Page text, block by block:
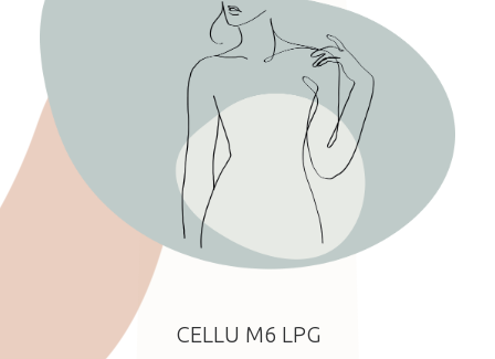
CELLU M6 LPG